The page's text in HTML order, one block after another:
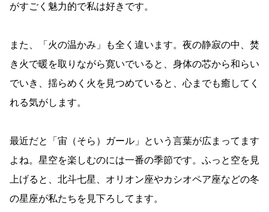
がすごく魅力的で私は好きです。
また、「火の温かみ」も全く違います。夜の静寂の中、焚
き火で暖を取りながら寛いでいると、身体の芯から和らい
でいき、揺らめく火を見つめていると、心までも癒してく
れる気がします。
最近だと「宙（そら）ガール」という言葉が広まってます
よね。星空を楽しむのには一番の季節です。ふっと空を見
上げると、北斗七星、オリオン座やカシオペア座などの冬
の星座が私たちを見下ろしてます。